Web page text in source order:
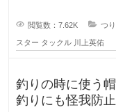
閲覧数：7.62K つ
スター タックル 川上英佑
釣りの時に使う帽
釣りにも怪我防